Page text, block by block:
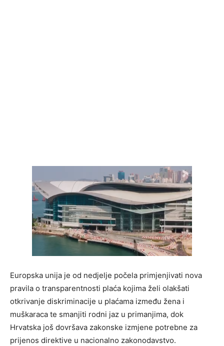
Europska unija je od nedjelje počela primjenjivati nova
pravila o transparentnosti plaća kojima želi olakšati
otkrivanje diskriminacije u plaćama između žena i
muškaraca te smanjiti rodni jaz u primanjima, dok
Hrvatska još dovršava zakonske izmjene potrebne za
prijenos direktive u nacionalno zakonodavstvo.